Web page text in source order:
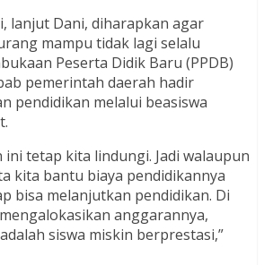
lanjut Dani, diharapkan agar
mampu tidak lagi selalu
Peserta Didik Baru (PPDB)
pemerintah daerah hadir
pendidikan melalui beasiswa
ini tetap kita lindungi. Jadi walaupun
kita bantu biaya pendidikannya
bisa melanjutkan pendidikan. Di
anggarannya,
siswa miskin berprestasi,”